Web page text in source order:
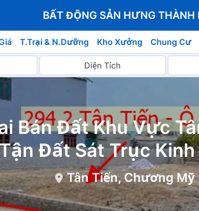
BẤT ĐỘNG SẢN HƯNG THÀNH
T.Trại & N.Dưỡng Kho Xưởng Chung Cư
Bán Đất Khu Vực
Đất Sát Trục Kinh
Tân Tiến, Chương Mỹ